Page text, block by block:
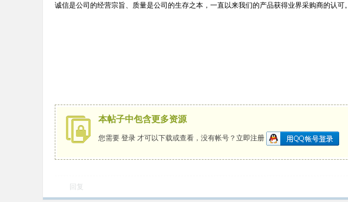
诚信是公司的经营宗旨、质量是公司的生存之本，一直以来我们的产品获得业界采购商的认可。
本帖子中包含更多资源
您需要 登录 才可以下载或查看，没有帐号？ 立即注册
回复